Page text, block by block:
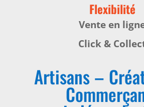
Flexibilité
Vente en
Click &
Artisans –